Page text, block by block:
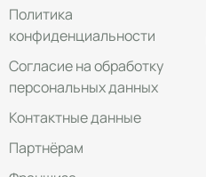
Политика
конфиденциальности
Согласие на обработку
персональных данных
Контактные данные
Партнёрам